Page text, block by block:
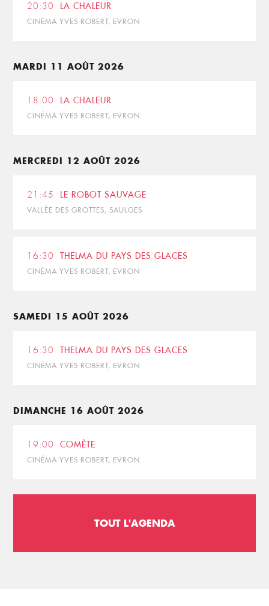
20:30 LA CHALEUR
CINÉMA YVES ROBERT, EVRON
MARDI 11 AOÛT 2026
18:00 LA CHALEUR
CINÉMA YVES ROBERT, EVRON
MERCREDI 12 AOÛT 2026
21:45 LE ROBOT SAUVAGE
VALLÉE DES GROTTES, SAULGES
16:30 THELMA DU PAYS DES GLACES
CINÉMA YVES ROBERT, EVRON
SAMEDI 15 AOÛT 2026
16:30 THELMA DU PAYS DES GLACES
CINÉMA YVES ROBERT, EVRON
DIMANCHE 16 AOÛT 2026
19:00 COMÈTE
CINÉMA YVES ROBERT, EVRON
TOUT L'AGENDA